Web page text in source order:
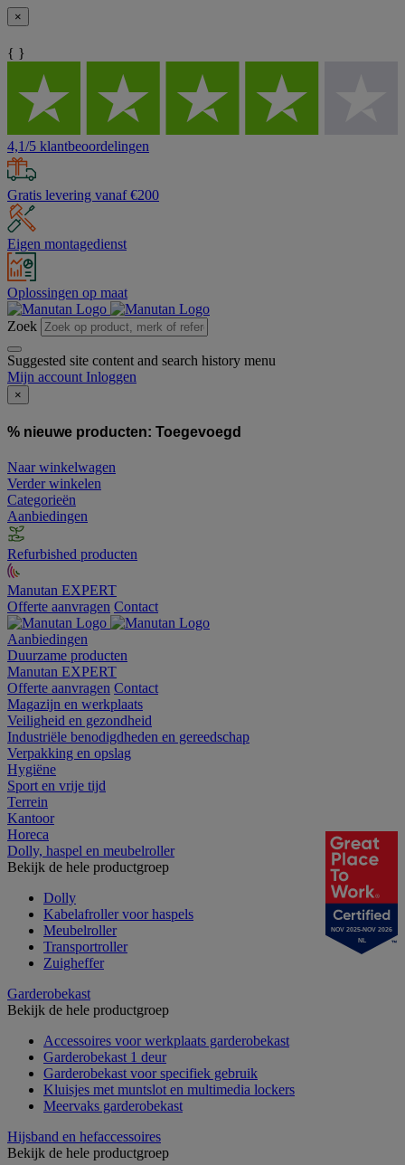
×
{ }
4,1/5 klantbeoordelingen
Gratis levering vanaf €200
Eigen montagedienst
Oplossingen op maat
Zoek
Suggested site content and search history menu
Mijn account Inloggen
×
% nieuwe producten: Toegevoegd
Naar winkelwagen
Verder winkelen
Categorieën
Aanbiedingen
Refurbished producten
Manutan EXPERT
Offerte aanvragen Contact
Aanbiedingen
Duurzame producten
Manutan EXPERT
Offerte aanvragen Contact
Magazijn en werkplaats
Veiligheid en gezondheid
Industriële benodigdheden en gereedschap
Verpakking en opslag
Hygiëne
Sport en vrije tijd
Terrein
Kantoor
Horeca
Dolly, haspel en meubelroller
Bekijk de hele productgroep
Dolly
Kabelafroller voor haspels
Meubelroller
Transportroller
Zuigheffer
Garderobekast
Bekijk de hele productgroep
Accessoires voor werkplaats garderobekast
Garderobekast 1 deur
Garderobekast voor specifiek gebruik
Kluisjes met muntslot en multimedia lockers
Meervaks garderobekast
Hijsband en hefaccessoires
Bekijk de hele productgroep
NOV 2025-NOV 2026
NL